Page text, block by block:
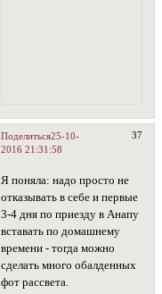
Поделиться 37
25-10-
2016 21:31:58
Я поняла: надо просто не
отказывать в себе и первые
3-4 дня по приезду в Анапу
вставать по домашнему
времени - тогда можно
сделать много обалденных
фот рассвета.